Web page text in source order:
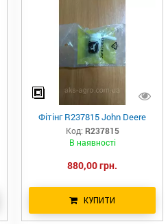
Фітінг R237815 John Deere
Код: R237815
В наявності
880,00 грн.
КУПИТИ